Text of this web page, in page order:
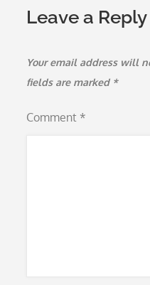
Leave a Reply
Your email address will
fields are marked *
Comment *